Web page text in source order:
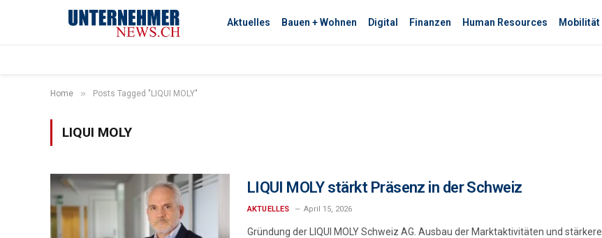
Aktuelles Bauen + Wohnen Digital Finanzen Human Resources Mobilität
Home » Posts Tagged "LIQUI MOLY"
LIQUI MOLY
LIQUI MOLY stärkt Präsenz in der Schweiz
AKTUELLES April 15, 2026
Gründung der LIQUI MOLY Schweiz AG. Ausbau der Marktaktivitäten und stärkere